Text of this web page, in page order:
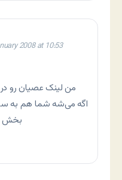
2008 at 10:53
من لینک عصیان رو
اگه می‌شه شما هم به
بخش